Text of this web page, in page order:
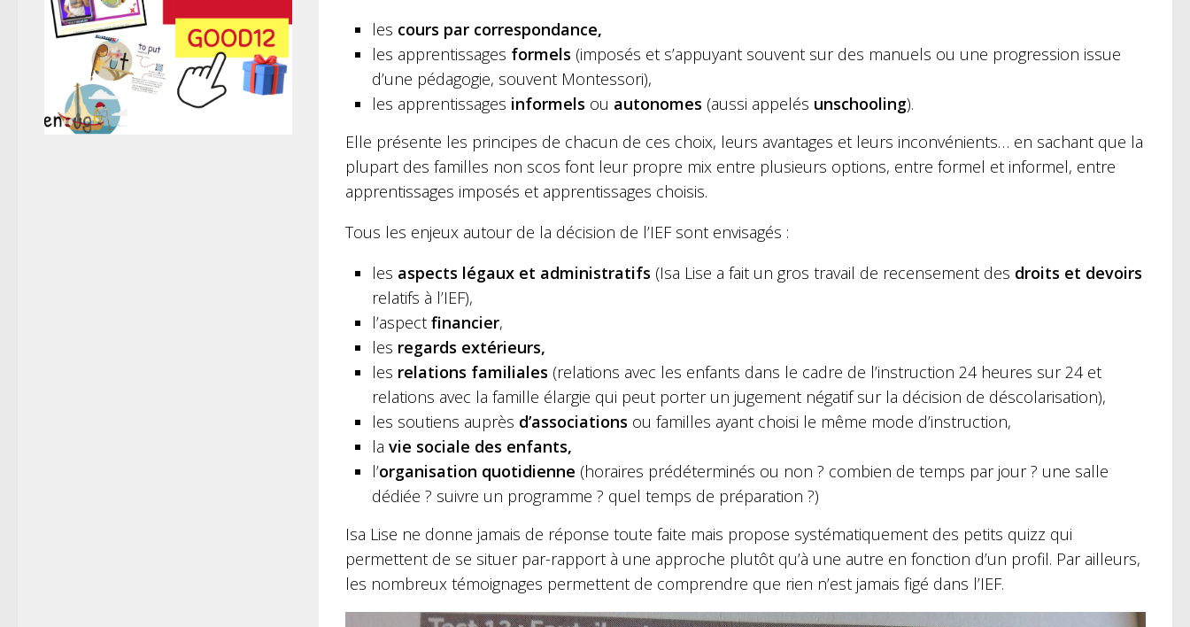
les cours par correspondance,
les apprentissages formels (imposés et s’appuyant souvent sur des manuels ou une progression issue
d’une pédagogie, souvent Montessori),
les apprentissages informels ou autonomes (aussi appelés unschooling).
Elle présente les principes de chacun de ces choix, leurs avantages et leurs inconvénients… en sachant que la
plupart des familles non scos font leur propre mix entre plusieurs options, entre formel et informel, entre
apprentissages imposés et apprentissages choisis.
Tous les enjeux autour de la décision de l’IEF sont envisagés :
les aspects légaux et administratifs (Isa Lise a fait un gros travail de recensement des droits et devoirs
relatifs à l’IEF),
l’aspect financier,
les regards extérieurs,
les relations familiales (relations avec les enfants dans le cadre de l’instruction 24 heures sur 24 et
relations avec la famille élargie qui peut porter un jugement négatif sur la décision de déscolarisation),
les soutiens auprès d’associations ou familles ayant choisi le même mode d’instruction,
la vie sociale des enfants,
l’organisation quotidienne (horaires prédéterminés ou non ? combien de temps par jour ? une salle
dédiée ? suivre un programme ? quel temps de préparation ?)
Isa Lise ne donne jamais de réponse toute faite mais propose systématiquement des petits quizz qui
permettent de se situer par-rapport à une approche plutôt qu’à une autre en fonction d’un profil. Par ailleurs,
les nombreux témoignages permettent de comprendre que rien n’est jamais figé dans l’IEF.